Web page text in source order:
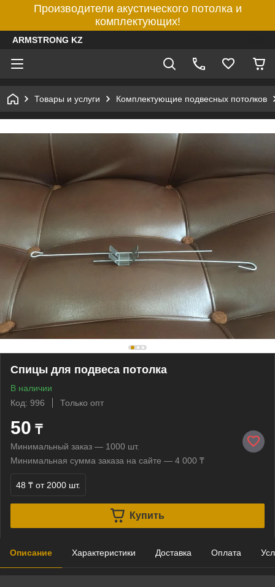
Производители акустического потолка и
комплектующих!
ARMSTRONG KZ
Товары и услуги Комплектующие подвесных потолков
Спицы для подвеса потолка
В наличии
Код: 996
Только опт
50 ₸
Минимальный заказ — 1000 шт.
Минимальная сумма заказа на сайте — 4 000 ₸
48 ₸ от 2000 шт.
Купить
Описание Характеристики Доставка Оплата